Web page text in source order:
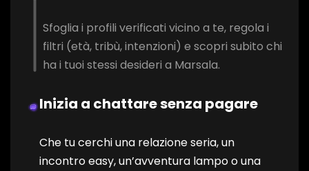
Sfoglia i profili verificati vicino a te, regola i
filtri (età, tribù, intenzioni) e scopri subito chi
ha i tuoi stessi desideri a Marsala.
Inizia a chattare senza pagare
Che tu cerchi una relazione seria, un
incontro easy, un’avventura lampo o una